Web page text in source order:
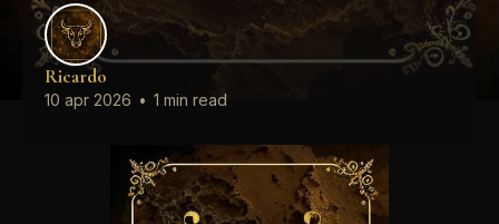
Ricardo
10 apr 2026 • 1 min read